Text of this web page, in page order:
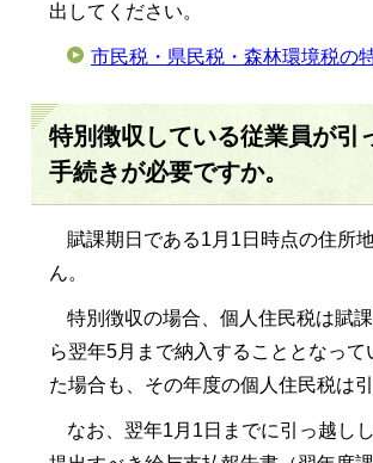
出してください。
市民税・県民税・森林環境税の
特別徴収している従業員が引
手続きが必要ですか。
賦課期日である1月1日時点の住所
ん。
特別徴収の場合、個人住民税は賦
ら翌年5月まで納入することとなっ
た場合も、その年度の個人住民税は
なお、翌年1月1日までに引っ越し